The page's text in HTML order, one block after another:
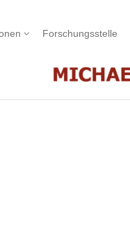
Forschungsstelle